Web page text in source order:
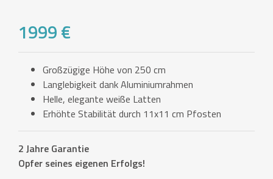
1999 €
Großzügige Höhe von 250 cm
Langlebigkeit dank Aluminiumrahmen
Helle, elegante weiße Latten
Erhöhte Stabilität durch 11x11 cm Pfosten
2 Jahre Garantie
Opfer seines eigenen Erfolgs!